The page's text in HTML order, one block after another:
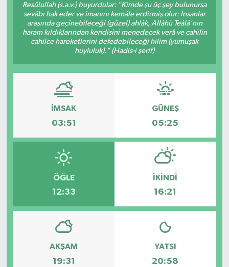
Resûlullah (s.a.v.) buyurdular: "Kimde şu üç şey bulunursa
sevâbı hak eder ve imanını kemâle erdirmiş olur: İnsanlar
arasında geçinebileceği (güzel) ahlâk, Allâhü Teâlâ'nın
haram kıldıklarından kendisini menedecek verâ ve cahilin
cahilce hareketlerini defedebileceği hilim (yumuşak
huyluluk)." (Hadis-i şerif)
İMSAK
03:51
GÜNEŞ
05:25
ÖĞLE
12:33
İKINDI
16:21
AKŞAM
19:31
YATSI
20:58